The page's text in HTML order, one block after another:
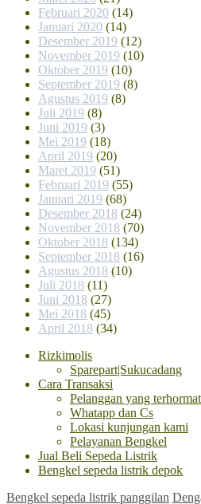
Februari 2020 (14)
Januari 2020 (14)
Desember 2019 (12)
November 2019 (10)
Oktober 2019 (10)
September 2019 (8)
Agustus 2019 (8)
Juli 2019 (8)
Juni 2019 (3)
Mei 2019 (18)
April 2019 (20)
Maret 2019 (51)
Februari 2019 (55)
Januari 2019 (68)
Desember 2018 (24)
November 2018 (70)
Oktober 2018 (134)
September 2018 (16)
Agustus 2018 (10)
Juli 2018 (11)
Juni 2018 (27)
Mei 2018 (45)
April 2018 (34)
Rizkimolis
Sparepart|Sukucadang
Cara Transaksi
Pelanggan yang terhormat
Whatapp dan Cs
Lokasi kunjungan kami
Pelayanan Bengkel
Jual Beli Sepeda Listrik
Bengkel sepeda listrik depok
Bengkel sepeda listrik panggilan